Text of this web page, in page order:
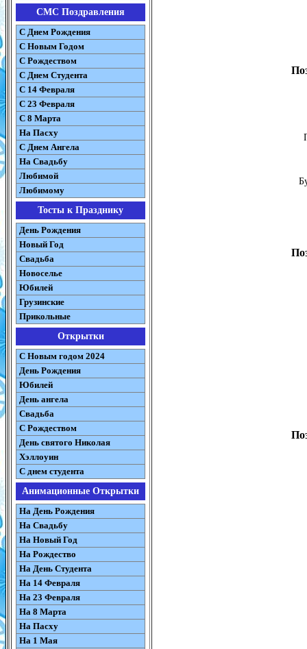
СМС Поздравления
С Днем Рождения
С Новым Годом
С Рождеством
C Днем Студента
С 14 Февраля
С 23 Февраля
С 8 Марта
На Пасху
C Днем Ангела
На Свадьбу
Любимой
Любимому
Тосты к Празднику
День Рождения
Новый Год
Свадьба
Новоселье
Юбилей
Грузинские
Прикольные
Открытки
С Новым годом 2024
День Рождения
Юбилей
День ангела
Свадьба
С Рождеством
День святого Николая
Хэллоуин
С днем студента
Анимационные Открытки
На День Рождения
На Свадьбу
На Новый Год
На Рождество
На День Студента
На 14 Февраля
На 23 Февраля
На 8 Марта
На Пасху
На 1 Мая